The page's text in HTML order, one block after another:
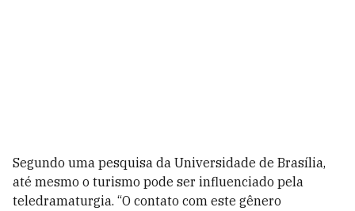
Segundo uma pesquisa da Universidade de Brasília,
até mesmo o turismo pode ser influenciado pela
teledramaturgia. “O contato com este gênero